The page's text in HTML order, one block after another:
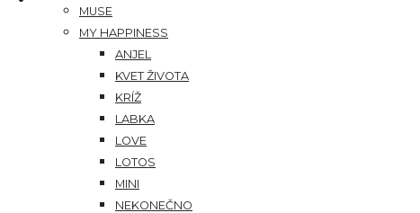
MUSE
MY HAPPINESS
ANJEL
KVET ŽIVOTA
KRÍŽ
LABKA
LOVE
LOTOS
MINI
NEKONEČNO